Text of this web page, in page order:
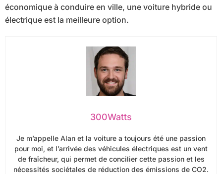
économique à conduire en ville, une voiture hybride ou
électrique est la meilleure option.
300Watts
Je m’appelle Alan et la voiture a toujours été une passion
pour moi, et l’arrivée des véhicules électriques est un vent
de fraîcheur, qui permet de concilier cette passion et les
nécessités sociétales de réduction des émissions de CO2.